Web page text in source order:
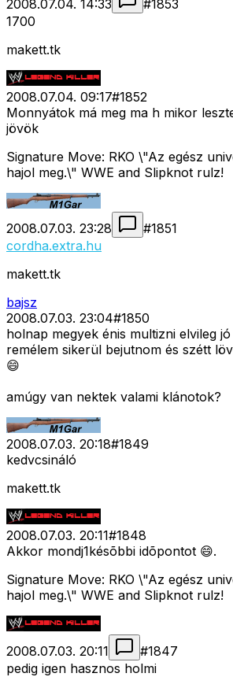
2008.07.04. 14:33 #1853
1700
makett.tk
2008.07.04. 09:17#1852
Monnyátok má meg ma h mikor
jövök
Signature Move: RKO \"Az egész
hajol meg.\" WWE and Slipknot rulz!
2008.07.03. 23:28 #1851
cordha.extra.hu
makett.tk
bajsz
2008.07.03. 23:04#1850
holnap megyek énis multizni elvileg
remélem sikerül bejutnom és szétt
😄
amúgy van nektek valami klánotok?
2008.07.03. 20:18#1849
kedvcsináló
makett.tk
2008.07.03. 20:11#1848
Akkor mondj1késõbbi idõpontot 😄.
Signature Move: RKO \"Az egész
hajol meg.\" WWE and Slipknot rulz!
2008.07.03. 20:11 #1847
pedig igen hasznos holmi